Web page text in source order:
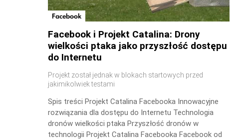
Facebook
Facebook i Projekt Catalina: Drony
wielkości ptaka jako przyszłość dostępu
do Internetu
Projekt został jednak w blokach startowych przed
jakimikolwiek testami
Spis treści Projekt Catalina Facebooka Innowacyjne
rozwiązania dla dostępu do Internetu Technologia
dronów wielkości ptaka Przyszłość dronów w
technologii Projekt Catalina Facebooka Facebook od